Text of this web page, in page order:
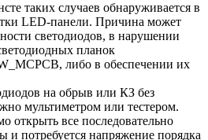
таких случаев обнаруживается в
LED-панели. Причина может
светодиодов, в нарушении
планок
либо в обеспечении их
на обрыв или КЗ без
мультиметром или тестером.
открыть все последовательно
и потребуется напряжение порядка